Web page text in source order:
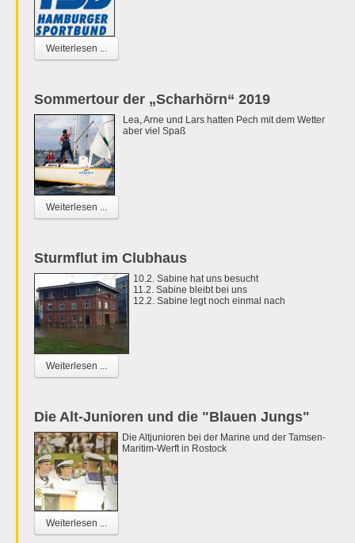
Weiterlesen ...
Sommertour der „Scharhörn“ 2019
Lea, Arne und Lars hatten Pech mit dem Wetter
aber viel Spaß
Weiterlesen ...
Sturmflut im Clubhaus
10.2. Sabine hat uns besucht
11.2. Sabine bleibt bei uns
12.2. Sabine legt noch einmal nach
Weiterlesen ...
Die Alt-Junioren und die "Blauen Jungs"
Die Altjunioren bei der Marine und der Tamsen-
Maritim-Werft in Rostock
Weiterlesen ...